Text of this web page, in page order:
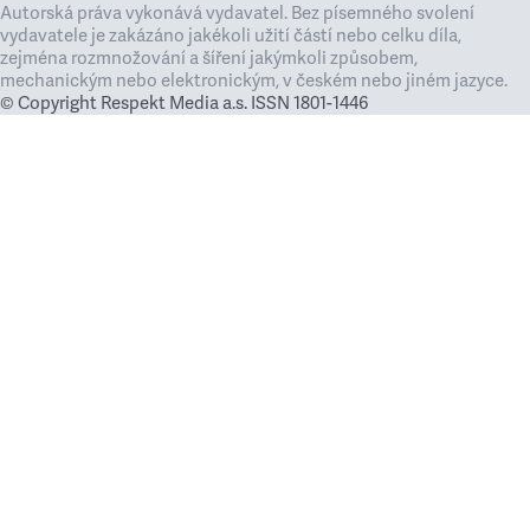
Autorská práva vykonává vydavatel. Bez písemného svolení
vydavatele je zakázáno jakékoli užití částí nebo celku díla,
zejména rozmnožování a šíření jakýmkoli způsobem,
mechanickým nebo elektronickým, v českém nebo jiném jazyce.
© Copyright Respekt Media a.s. ISSN 1801-1446